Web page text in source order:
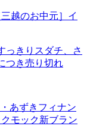
越のお中元］イ
っきりスダチ、さ
つき売り切れ
あずきフィナン
モック新ブラン